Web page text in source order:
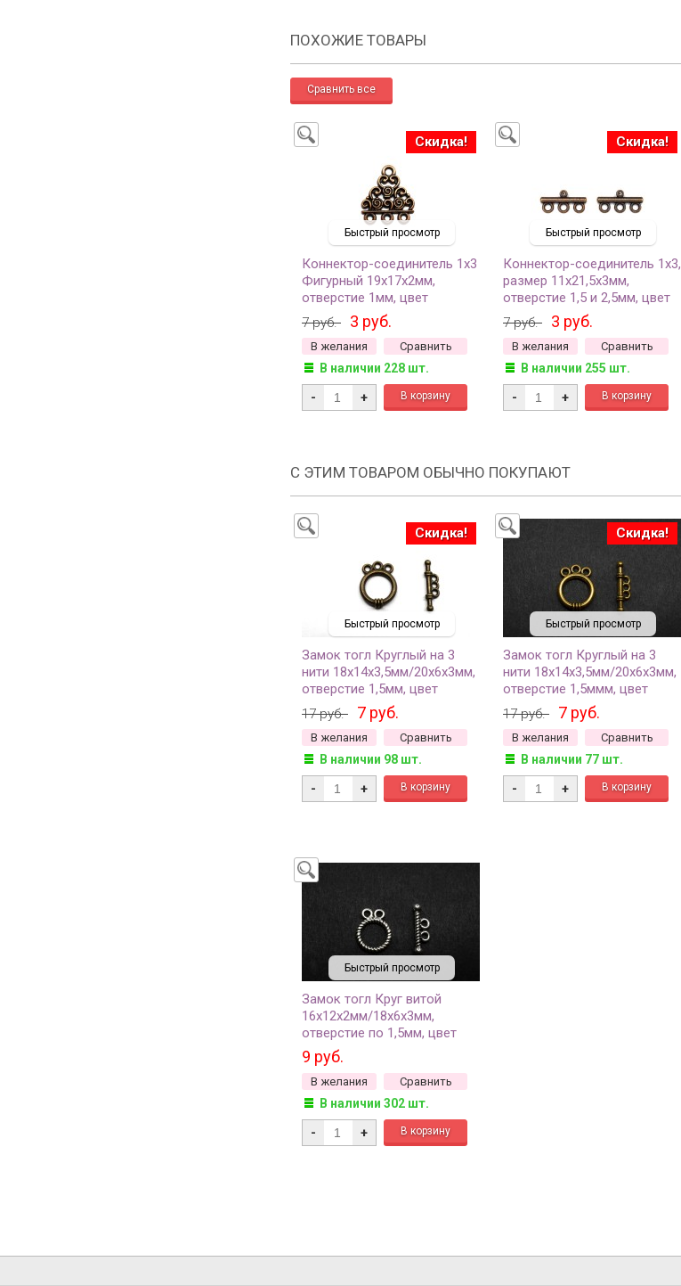
ПОХОЖИЕ ТОВАРЫ
Быстрый просмотр
Скидка!
Коннектор-соединитель 1х3
Фигурный 19х17х2мм,
отверстие 1мм, цвет
античная медь, сплав
металлов, 14-087, 1шт
7 руб. 3 руб.
В желания Сравнить
В наличии 228 шт.
- +
Быстрый просмотр
Скидка!
Коннектор-соединитель 1х3,
размер 11х21,5х3мм,
отверстие 1,5 и 2,5мм, цвет
античная медь, сплав
металлов, 14-035, 1шт
7 руб. 3 руб.
В желания Сравнить
В наличии 255 шт.
- +
С ЭТИМ ТОВАРОМ ОБЫЧНО ПОКУПАЮТ
Быстрый просмотр
Скидка!
Замок тогл Круглый на 3
нити 18х14х3,5мм/20х6х3мм,
отверстие 1,5мм, цвет
античная бронза, сплав
металлов, 12-003, 1
комплект
17 руб. 7 руб.
В желания Сравнить
В наличии 98 шт.
- +
Быстрый просмотр
Скидка!
Замок тогл Круглый на 3
нити 18х14х3,5мм/20х6х3мм,
отверстие 1,5ммм, цвет
античное золото, сплав
металлов, 12-004, 1
комплект
17 руб. 7 руб.
В желания Сравнить
В наличии 77 шт.
- +
Быстрый просмотр
Замок тогл Круг витой
16х12х2мм/18х6х3мм,
отверстие по 1,5мм, цвет
античное серебро, сплав
металлов, 12-076, 1
комплект
9 руб.
В желания Сравнить
В наличии 302 шт.
- +